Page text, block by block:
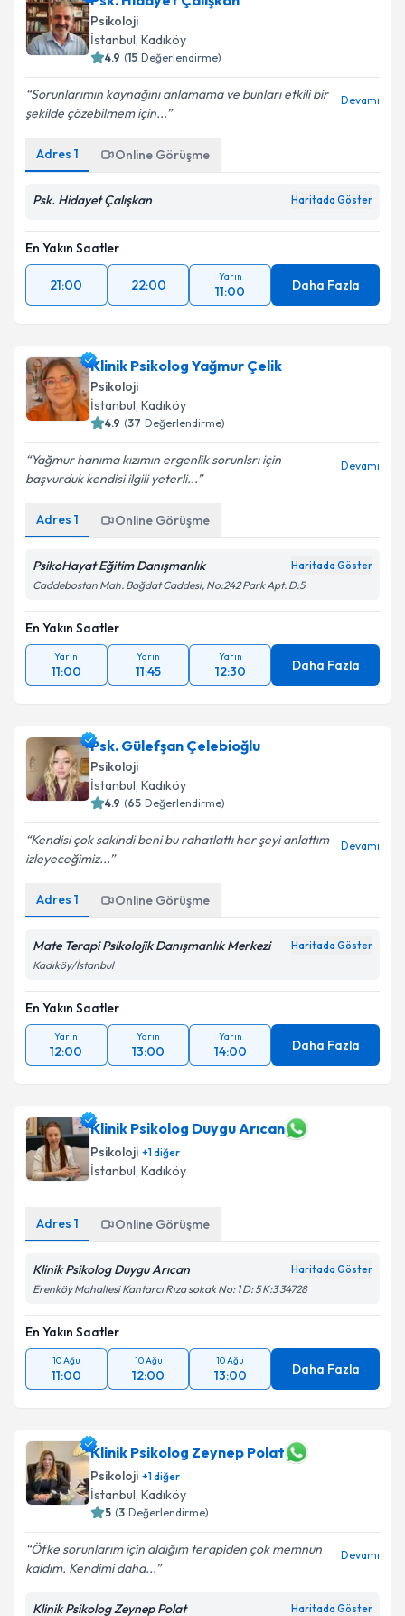
Psikoloji
İstanbul , Kadıköy
4.9 (15 Değerlendirme)
Sorunlarımın kaynağını anlamama ve bunları etkili bir
şekilde çözebilmem için...
Devamı
Adres 1 Online Görüşme
Psk. Hidayet Çalışkan Haritada Göster
En Yakın Saatler
21:00 22:00
Yarın
11:00 Daha Fazla
Klinik Psikolog Yağmur Çelik
Psikoloji
İstanbul , Kadıköy
4.9 (37 Değerlendirme)
Yağmur hanıma kızımın ergenlik sorunlsrı için
başvurduk kendisi ilgili yeterli...
Devamı
Adres 1 Online Görüşme
PsikoHayat Eğitim Danışmanlık Haritada Göster
Caddebostan Mah. Bağdat Caddesi, No:242 Park Apt. D:5
En Yakın Saatler
Yarın
11:00
Yarın
11:45
Yarın
12:30 Daha Fazla
Psk. Gülefşan Çelebioğlu
Psikoloji
İstanbul , Kadıköy
4.9 (65 Değerlendirme)
Kendisi çok sakindi beni bu rahatlattı her şeyi anlattım
izleyeceğimiz...
Devamı
Adres 1 Online Görüşme
Mate Terapi Psikolojik Danışmanlık Merkezi Haritada Göster
Kadıköy/İstanbul
En Yakın Saatler
Yarın
12:00
Yarın
13:00
Yarın
14:00 Daha Fazla
Klinik Psikolog Duygu Arıcan
Psikoloji +1diğer
İstanbul , Kadıköy
Adres 1 Online Görüşme
Klinik Psikolog Duygu Arıcan Haritada Göster
Erenköy Mahallesi Kantarcı Rıza sokak No: 1 D: 5 K:3 34728
En Yakın Saatler
10 Ağu
11:00
10 Ağu
12:00
10 Ağu
13:00 Daha Fazla
Klinik Psikolog Zeynep Polat
Psikoloji +1diğer
İstanbul , Kadıköy
5 (3 Değerlendirme)
Öfke sorunlarım için aldığım terapiden çok memnun
kaldım. Kendimi daha...
Devamı
Klinik Psikolog Zeynep Polat Haritada Göster